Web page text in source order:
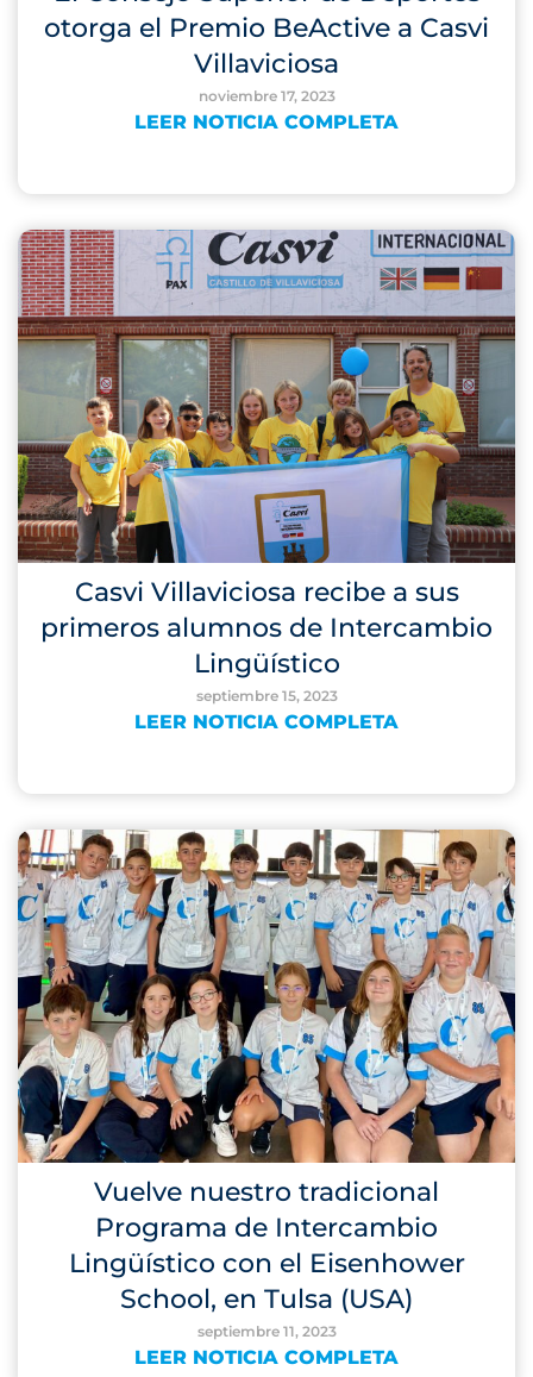
otorga el Premio BeActive a Casvi
Villaviciosa
noviembre 17, 2023
LEER NOTICIA COMPLETA
Casvi Villaviciosa recibe a sus
primeros alumnos de Intercambio
Lingüístico
septiembre 15, 2023
LEER NOTICIA COMPLETA
Vuelve nuestro tradicional
Programa de Intercambio
Lingüístico con el Eisenhower
School, en Tulsa (USA)
septiembre 11, 2023
LEER NOTICIA COMPLETA